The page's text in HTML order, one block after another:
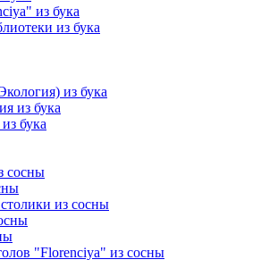
из бука
из бука
из бука
из бука
бука
сосны
из сосны
"Florenciya" из сосны